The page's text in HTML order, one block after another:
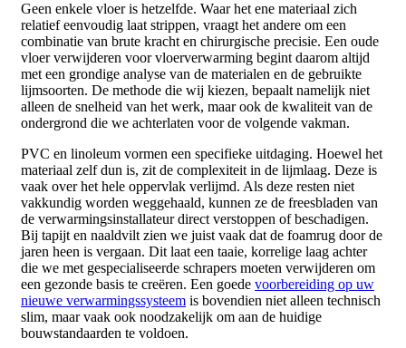
Geen enkele vloer is hetzelfde. Waar het ene materiaal zich
relatief eenvoudig laat strippen, vraagt het andere om een
combinatie van brute kracht en chirurgische precisie. Een oude
vloer verwijderen voor vloerverwarming begint daarom altijd
met een grondige analyse van de materialen en de gebruikte
lijmsoorten. De methode die wij kiezen, bepaalt namelijk niet
alleen de snelheid van het werk, maar ook de kwaliteit van de
ondergrond die we achterlaten voor de volgende vakman.
PVC en linoleum vormen een specifieke uitdaging. Hoewel het
materiaal zelf dun is, zit de complexiteit in de lijmlaag. Deze is
vaak over het hele oppervlak verlijmd. Als deze resten niet
vakkundig worden weggehaald, kunnen ze de freesbladen van
de verwarmingsinstallateur direct verstoppen of beschadigen.
Bij tapijt en naaldvilt zien we juist vaak dat de foamrug door de
jaren heen is vergaan. Dit laat een taaie, korrelige laag achter
die we met gespecialiseerde schrapers moeten verwijderen om
een gezonde basis te creëren. Een goede voorbereiding op uw
nieuwe verwarmingssysteem is bovendien niet alleen technisch
slim, maar vaak ook noodzakelijk om aan de huidige
bouwstandaarden te voldoen.